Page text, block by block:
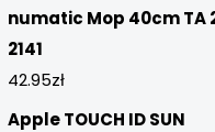
numatic Mop 40cm TA
2141
42.95zł
Apple TOUCH ID SUN